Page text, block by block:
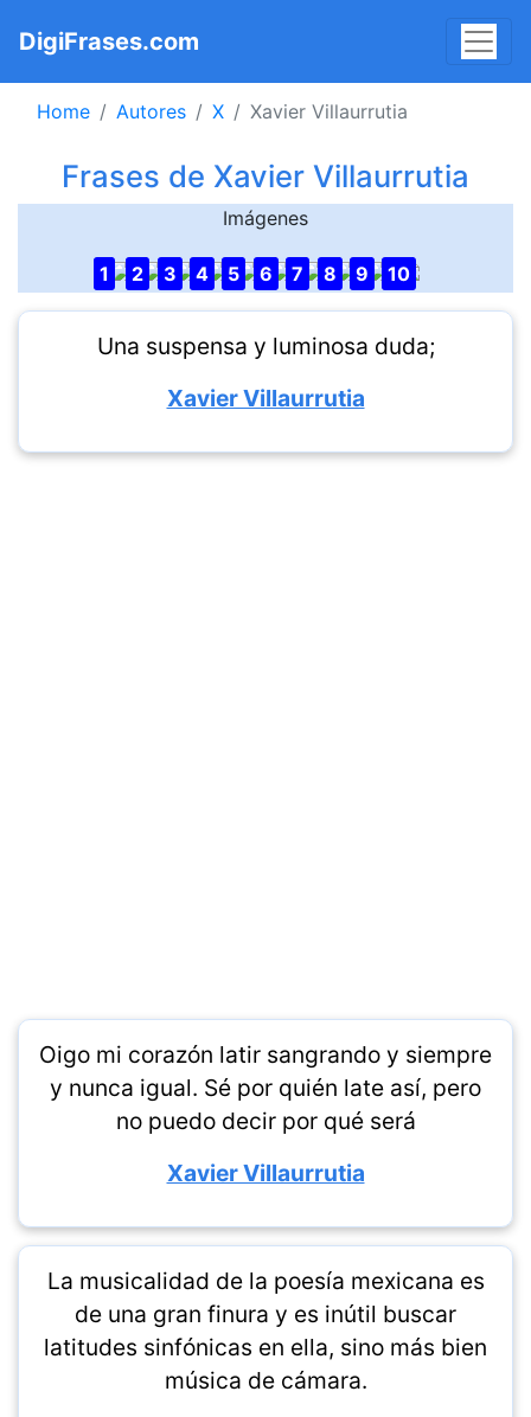
DigiFrases.com
Home Autores X Xavier Villaurrutia
Frases de Xavier Villaurrutia
Imágenes
1 2 3 4 5 6 7 8 9 10
Una suspensa y luminosa duda;
Xavier Villaurrutia
Oigo mi corazón latir sangrando y siempre
y nunca igual. Sé por quién late así, pero
no puedo decir por qué será
Xavier Villaurrutia
La musicalidad de la poesía mexicana es
de una gran finura y es inútil buscar
latitudes sinfónicas en ella, sino más bien
música de cámara.